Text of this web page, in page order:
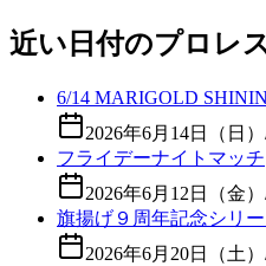
近い日付のプロレ
6/14 MARIGOLD
2026年6月14日（日）
フライデーナイトマッチ
2026年6月12日（金）
旗揚げ９周年記念シリ
2026年6月20日（土）